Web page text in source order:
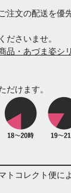
注文の配送を優
ださいませ。
・あづま姿シ
だけます。
トコレクト便に